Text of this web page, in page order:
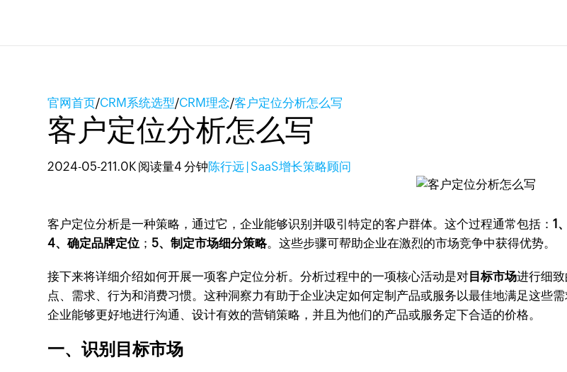
官网首页/CRM系统选型/CRM理念/客户定位分析怎么写
客户定位分析怎么写
2024-05-211.0K 阅读量4 分钟陈行远 | SaaS增长策略顾问
客户定位分析是一种策略，通过它，企业能够识别并吸引特定的客户群体。这个过程通常包括：1
4、确定品牌定位 ； 5、制定市场细分策略。这些步骤可帮助企业在激烈的市场竞争中获得优势。
接下来将详细介绍如何开展一项客户定位分析。分析过程中的一项核心活动是对 目标市场进行细
点、需求、行为和消费习惯。这种洞察力有助于企业决定如何定制产品或服务以最佳地满足这些
企业能够更好地进行沟通、设计有效的营销策略，并且为他们的产品或服务定下合适的价格。
一、识别目标市场